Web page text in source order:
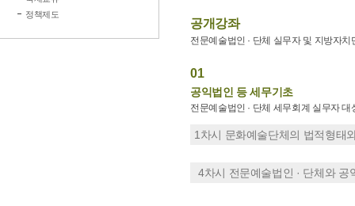
정책제도
공개강좌
전문예술법인 · 단체 실무자 및 지방자
01
공익법인 등 세무기초
전문예술법인 · 단체 세무회계 실무자
1차시 문화예술단체의 법적형태
4차시 전문예술법인 · 단체와 공